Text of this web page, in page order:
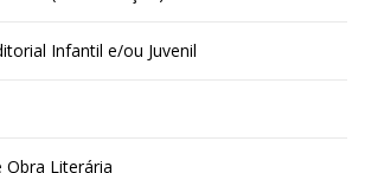
Infantil e/ou Juvenil
Obra Literária